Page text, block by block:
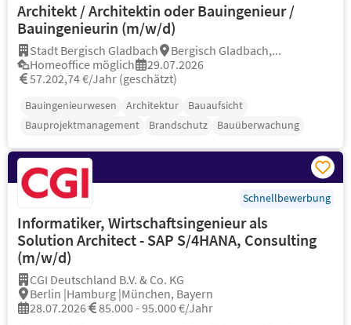
Architekt / Architektin oder Bauingenieur /
Bauingenieurin (m/w/d)
Stadt Bergisch Gladbach
Bergisch Gladbach,...
Homeoffice möglich
29.07.2026
57.202,74 €/Jahr (geschätzt)
Bauingenieurwesen Architektur
Bauaufsicht
Bauprojektmanagement
Brandschutz Bauüberwachung
Schnellbewerbung
Informatiker, Wirtschaftsingenieur als
Solution Architect - SAP S/4HANA, Consulting
(m/w/d)
CGI Deutschland B.V. & Co. KG
Berlin |Hamburg |München, Bayern
28.07.2026
85.000 - 95.000 €/Jahr